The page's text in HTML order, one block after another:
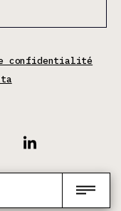
confidentialité
Linkedin